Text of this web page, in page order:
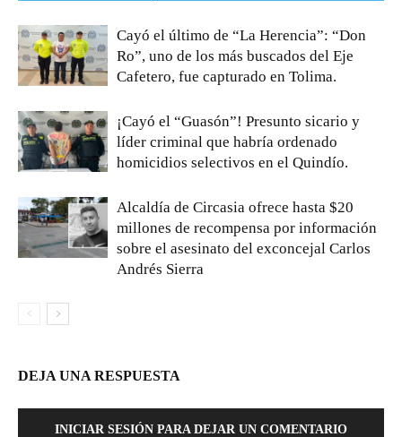
Cayó el último de “La Herencia”: “Don
Ro”, uno de los más buscados del Eje
Cafetero, fue capturado en Tolima.
¡Cayó el “Guasón”! Presunto sicario y
líder criminal que habría ordenado
homicidios selectivos en el Quindío.
Alcaldía de Circasia ofrece hasta $20
millones de recompensa por información
sobre el asesinato del exconcejal Carlos
Andrés Sierra
DEJA UNA RESPUESTA
INICIAR SESIÓN PARA DEJAR UN COMENTARIO